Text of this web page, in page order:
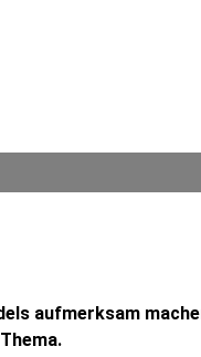
aufmerksam